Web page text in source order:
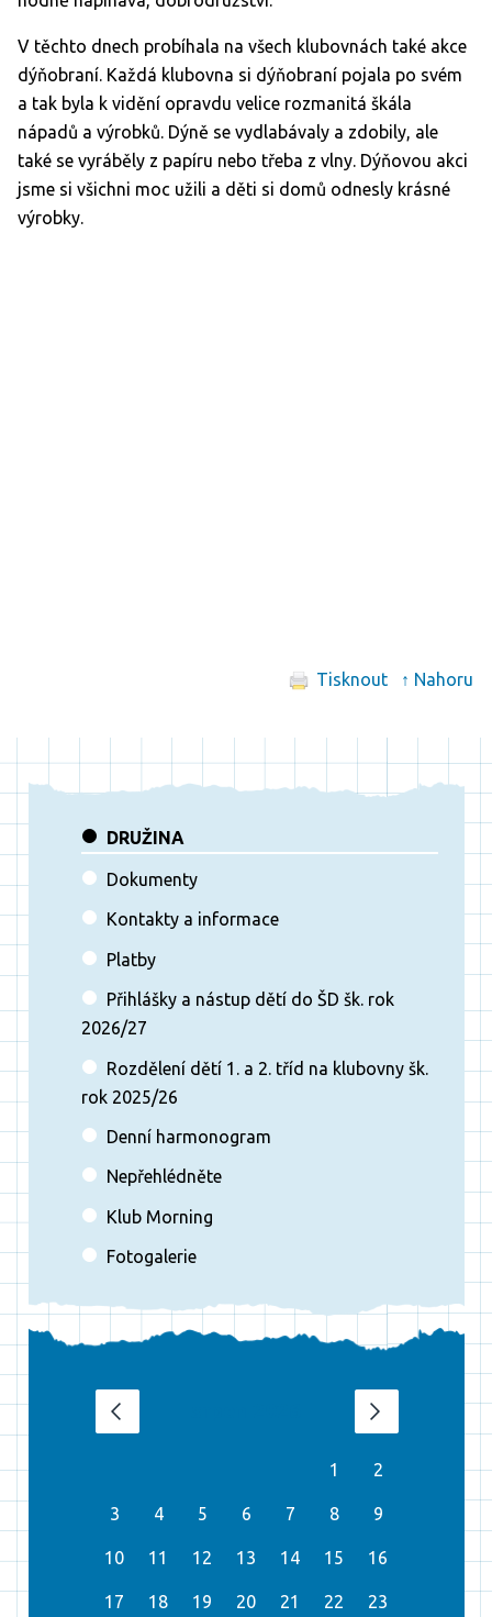
V těchto dnech probíhala na všech klubovnách také akce
dýňobraní. Každá klubovna si dýňobraní pojala po svém
a tak byla k vidění opravdu velice rozmanitá škála
nápadů a výrobků. Dýně se vydlabávaly a zdobily, ale
také se vyráběly z papíru nebo třeba z vlny. Dýňovou akci
jsme si všichni moc užili a děti si domů odnesly krásné
výrobky.
Tisknout ↑ Nahoru
DRUŽINA
Dokumenty
Kontakty a informace
Platby
Přihlášky a nástup dětí do ŠD šk. rok
2026/27
Rozdělení dětí 1. a 2. tříd na klubovny šk.
rok 2025/26
Denní harmonogram
Nepřehlédněte
Klub Morning
Fotogalerie
1 2
3 4 5 6 7 8 9
10 11 12 13 14 15 16
17 18 19 20 21 22 23